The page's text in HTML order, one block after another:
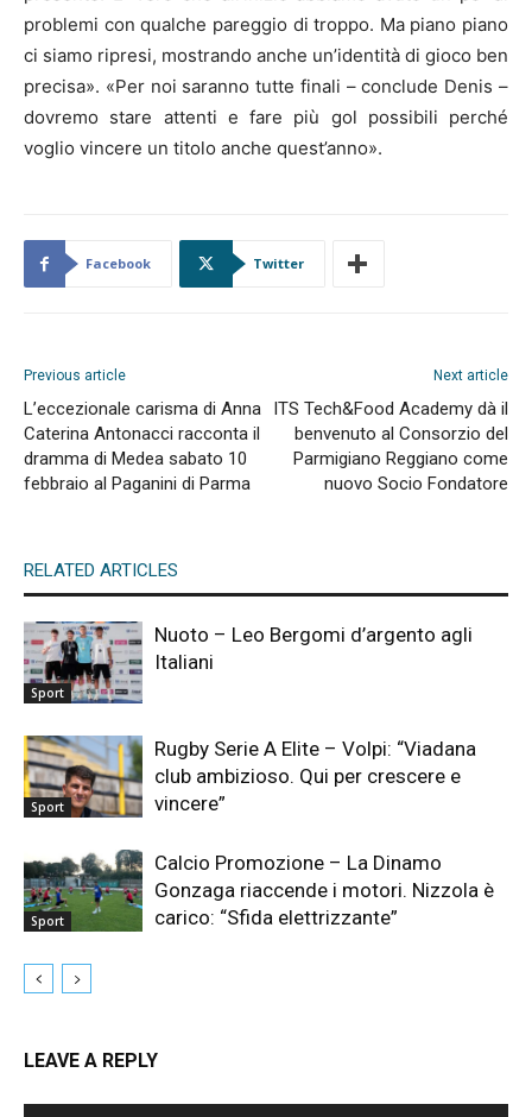
problemi con qualche pareggio di troppo. Ma piano piano
ci siamo ripresi, mostrando anche un’identità di gioco ben
precisa». «Per noi saranno tutte finali – conclude Denis –
dovremo stare attenti e fare più gol possibili perché
voglio vincere un titolo anche quest’anno».
Facebook Twitter
Previous article
L’eccezionale carisma di Anna
Caterina Antonacci racconta il
dramma di Medea sabato 10
febbraio al Paganini di Parma
Next article
ITS Tech&Food Academy dà il
benvenuto al Consorzio del
Parmigiano Reggiano come
nuovo Socio Fondatore
RELATED ARTICLES
Sport
Nuoto – Leo Bergomi d’argento agli
Italiani
Sport
Rugby Serie A Elite – Volpi: “Viadana
club ambizioso. Qui per crescere e
vincere”
Sport
Calcio Promozione – La Dinamo
Gonzaga riaccende i motori. Nizzola è
carico: “Sfida elettrizzante”
LEAVE A REPLY